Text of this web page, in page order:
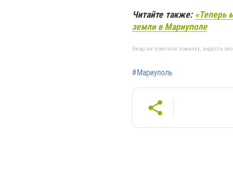
Читайте также: «Теперь
земли в Мариуполе
Якщо ви помітили помилку, виділіть
#Мариуполь